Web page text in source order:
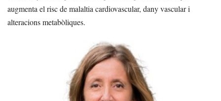
augmenta el risc de malaltia cardiovascular, dany vascular i
alteracions metabòliques.